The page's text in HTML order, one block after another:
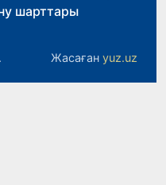
шарттары
Жасаған yuz.uz